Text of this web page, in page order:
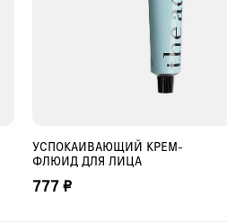
УСПОКАИВАЮЩИЙ КРЕМ-
ФЛЮИД ДЛЯ ЛИЦА
777 ₽